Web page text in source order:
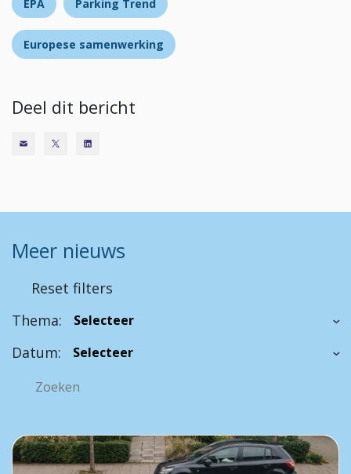
EPA Parking Trend
Europese samenwerking
Deel dit bericht
Meer nieuws
Reset filters
Thema:
Datum: